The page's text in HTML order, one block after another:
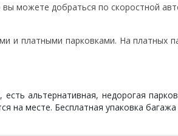
можете добраться по скоростной
и платными парковками. На платных
альтернативная, недорогая
на месте. Бесплатная упаковка